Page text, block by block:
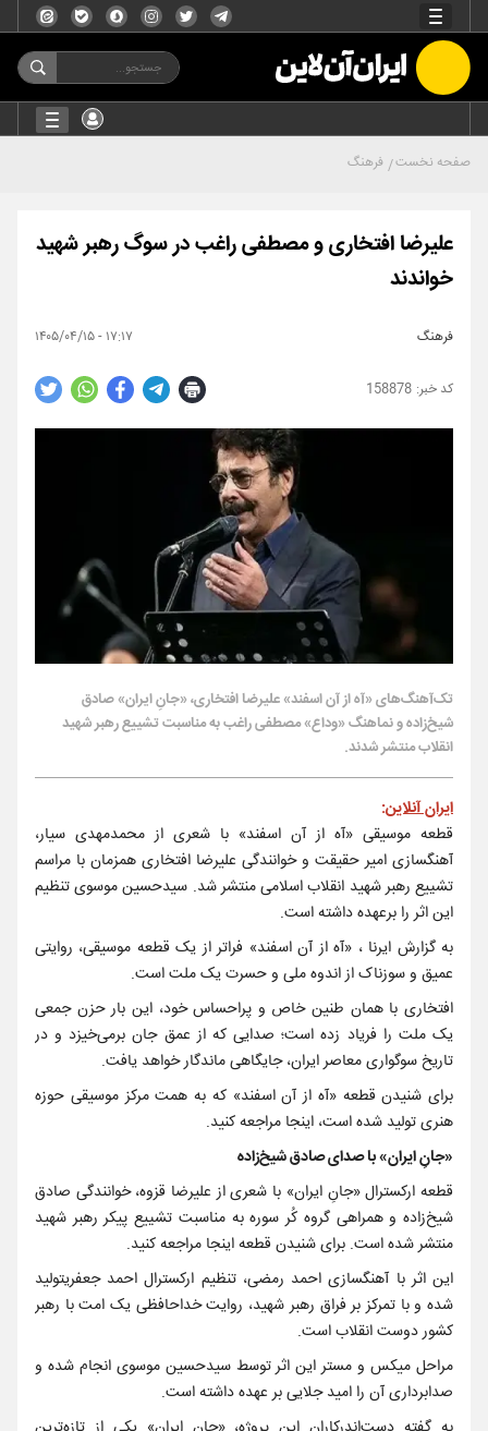
صفحه نخست فرهنگ
علیرضا افتخاری و مصطفی راغب در سوگ رهبر شهید
خواندند
فرهنگ ۱۷:۱۷ - ۱۴۰۵/۰۴/۱۵
158878
تک‌آهنگ‌های «آه از آن اسفند» علیرضا افتخاری، «جانِ ایران» صادق
شیخ‌زاده و نماهنگ «وداع» مصطفی راغب به مناسبت تشییع رهبر شهید
انقلاب منتشر شدند.
ایران آنلاین:
قطعه موسیقی «آه از آن اسفند» با شعری از محمدمهدی سیار،
آهنگسازی امیر حقیقت و خوانندگی علیرضا افتخاری همزمان با مراسم
تشییع رهبر شهید انقلاب اسلامی منتشر شد. سیدحسین موسوی تنظیم
این اثر را برعهده داشته است.
به گزارش ایرنا ، «آه از آن اسفند» فراتر از یک قطعه موسیقی، روایتی
عمیق و سوزناک از اندوه ملی و حسرت یک ملت است.
‌افتخاری با همان طنین خاص و پراحساس خود، این بار حزن جمعی
یک ملت را فریاد زده است؛ صدایی که از عمق جان برمی‌خیزد و در
تاریخ سوگواری معاصر ایران، جایگاهی ماندگار خواهد یافت.
برای شنیدن قطعه «آه از آن اسفند» که به همت مرکز موسیقی حوزه
هنری تولید شده است، اینجا مراجعه کنید.
«جانِ ایران» با صدای صادق شیخ‌زاده
قطعه ارکسترال «جانِ ایران» با شعری از علیرضا قزوه، خوانندگی صادق
شیخ‌زاده و همراهی گروه کُر سوره به مناسبت تشییع پیکر رهبر شهید
منتشر شده است. برای شنیدن قطعه اینجا مراجعه کنید.
این اثر با آهنگسازی احمد رمضی، تنظیم ارکسترال احمد جعفریتولید
شده و با تمرکز بر فراق رهبر شهید، روایت خداحافظی یک امت با رهبر
کشور دوست انقلاب است.
مراحل میکس و مستر این اثر توسط سیدحسین موسوی انجام شده و
صدابرداری آن را امید جلایی بر عهده داشته است.